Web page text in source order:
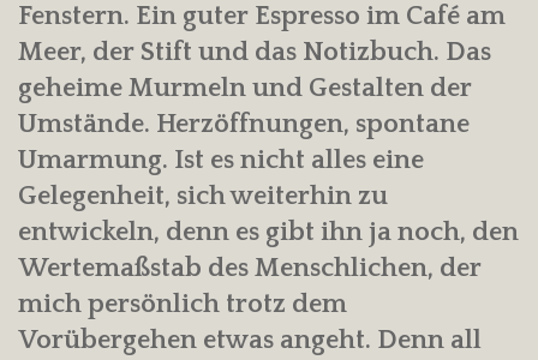
Fenstern. Ein guter Espresso im Café am
Meer, der Stift und das Notizbuch. Das
geheime Murmeln und Gestalten der
Umstände. Herzöffnungen, spontane
Umarmung. Ist es nicht alles eine
Gelegenheit, sich weiterhin zu
entwickeln, denn es gibt ihn ja noch, den
Wertemaßstab des Menschlichen, der
mich persönlich trotz dem
Vorübergehen etwas angeht. Denn all